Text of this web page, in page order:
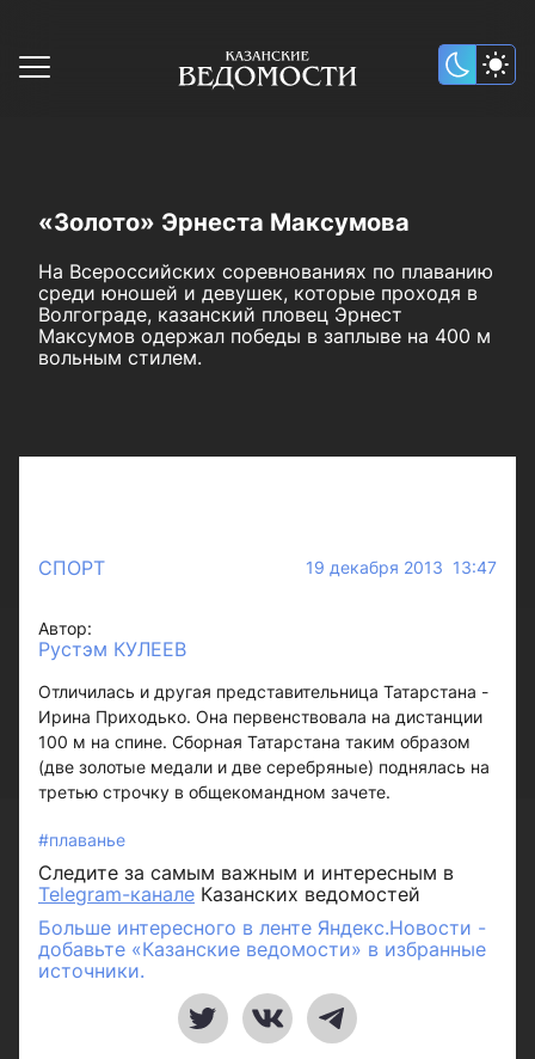
«Золото» Эрнеста Максумова
На Всероссийских соревнованиях по плаванию
среди юношей и девушек, которые проходя в
Волгограде, казанский пловец Эрнест
Максумов одержал победы в заплыве на 400 м
вольным стилем.
СПОРТ 19 декабря 2013 13:47
Автор:
Рустэм КУЛЕЕВ
Отличилась и другая представительница Татарстана -
Ирина Приходько. Она первенствовала на дистанции
100 м на спине. Сборная Татарстана таким образом
(две золотые медали и две серебряные) поднялась на
третью строчку в общекомандном зачете.
#плаванье
Следите за самым важным и интересным в
Telegram-канале Казанских ведомостей
Больше интересного в ленте Яндекс.Новости -
добавьте «Казанские ведомости» в избранные
источники.